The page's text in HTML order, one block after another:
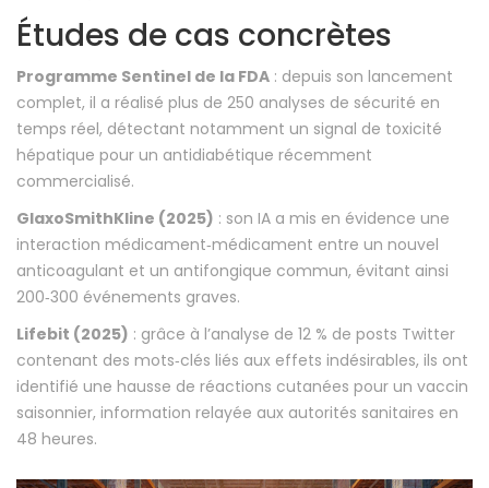
Études de cas concrètes
Programme Sentinel de la FDA : depuis son lancement
complet, il a réalisé plus de 250 analyses de sécurité en
temps réel, détectant notamment un signal de toxicité
hépatique pour un antidiabétique récemment
commercialisé.
GlaxoSmithKline (2025) : son IA a mis en évidence une
interaction médicament‑médicament entre un nouvel
anticoagulant et un antifongique commun, évitant ainsi
200‑300 événements graves.
Lifebit (2025) : grâce à l’analyse de 12 % de posts Twitter
contenant des mots‑clés liés aux effets indésirables, ils ont
identifié une hausse de réactions cutanées pour un vaccin
saisonnier, information relayée aux autorités sanitaires en
48 heures.